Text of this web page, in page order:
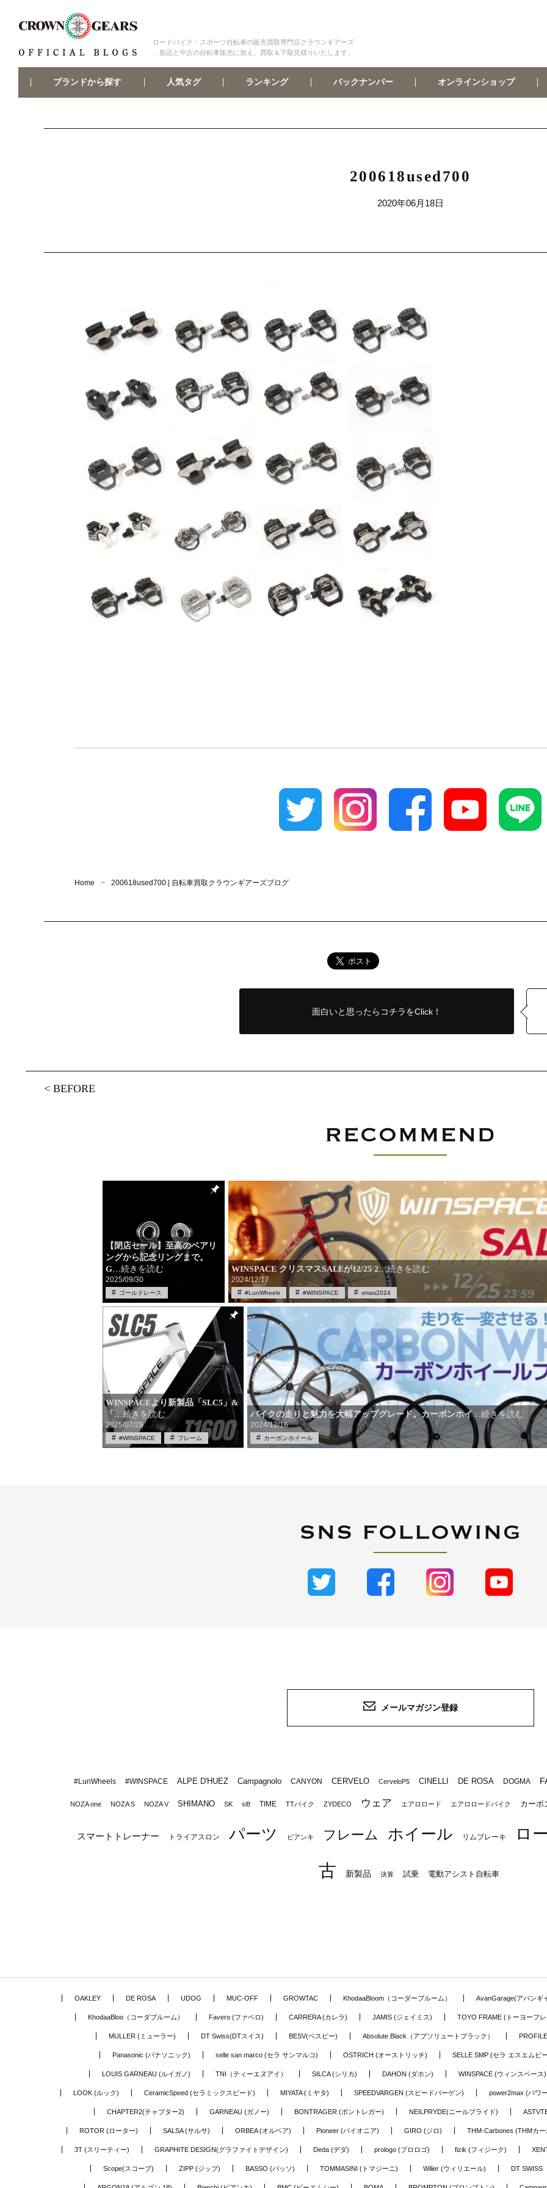
ロードバイク・スポーツ自転車の販売買取専門店クラウンギアーズ
新品と中古の自転車販売に加え、買取＆下取見積りいたします。
ブランドから探す 人気タグ ランキング バックナンバー オンラインショップ
200618used700
2020年06月18日
Home 200618used700 | 自転車買取クラウンギアーズブログ
面白いと思ったら コチラをClick！
<BEFORE
【閉店セール】至高のベアリ
ングから記念リングまで。
G…続きを読む
2025/09/30
ゴールドレース
WINSPACE クリスマスSALEが12/25 2…続きを読む
2024/12/17
#LunWheels #WINSPACE xmas2024
WINSPACEより新製品「SLC5」&
「 …続きを読む
2025/07/28
#WINSPACE フレーム
バイクの走りと魅力を大幅アップグレード。カーボンホイ…続きを読む
2024/12/16
カーボンホイール
メールマガジン登録
#LunWheels #WINSPACE ALPE D'HUEZ Campagnolo CANYON CERVELO CerveloP5 CINELLI DE ROSA DOGMA
NOZA one NOZA S NOZA V SHIMANO SK sl8 TIME TTバイク ZYDECO ウェア エアロロード エアロロードバイク カーボ
スマートトレーナー トライアスロン パーツ ビアンキ フレーム ホイール リムブレーキ ロ
古 新製品 決算 試乗 電動アシスト自転車
OAKLEY DE ROSA UDOG MUC-OFF GROWTAC KhodaaBloom（コーダーブルーム） AvanGarage(アバンギ
KhodaaBloo（コーダブルーム） Favero (ファベロ) CARRERA (カレラ) JAMIS (ジェイミス) TOYO FRAME (トーヨーフ
MULLER (ミューラー) DT Swiss(DTスイス) BESV(ベスビー) Absolute Black（アブソリュートブラック）
Panasonic (パナソニック) selle san marco (セラ サンマルコ) OSTRICH (オーストリッチ) SELLE SMP (セラ エスエムピ
LOUIS GARNEAU (ルイガノ) TNI（ティーエヌアイ） SILCA (シリカ) DAHON (ダホン) WINSPACE (ウィンスペース)
LOOK (ルック) CeramicSpeed (セラミックスピード) MIYATA (ミヤタ) SPEEDVARGEN (スピードバーゲン) power2max (パワ
CHAPTER2(チャプター2) GARNEAU (ガノー) BONTRAGER (ボントレガー) NEILPRYDE(ニールプライド)
ROTOR (ローター) SALSA (サルサ) ORBEA (オルベア) Pioneer (パイオニア) GIRO (ジロ) THM-Carbones (THMカ
3T (スリーティー) GRAPHITE DESIGN(グラファイトデザイン) Deda (デダ) prologo (プロロゴ) fizik (フィジーク)
Scope(スコープ) ZIPP (ジップ) BASSO (バッソ) TOMMASINI (トマジーニ) Wilier (ウィリエール) DT SWISS